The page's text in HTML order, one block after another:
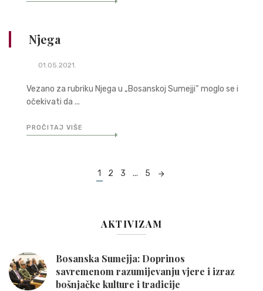
Njega
01.05.2021.
Vezano za rubriku Njega u „Bosanskoj Sumejji“ moglo se i
očekivati da ...
PROČITAJ VIŠE
1 2 3 ... 5
AKTIVIZAM
Bosanska Sumejja: Doprinos
savremenom razumijevanju vjere i izraz
bošnjačke kulture i tradicije